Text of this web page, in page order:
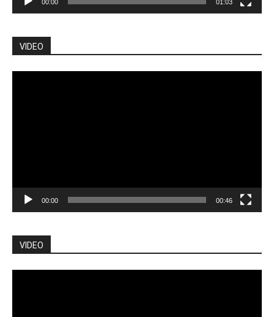
00:00 01:03
VIDEO
00:00 00:46
VIDEO